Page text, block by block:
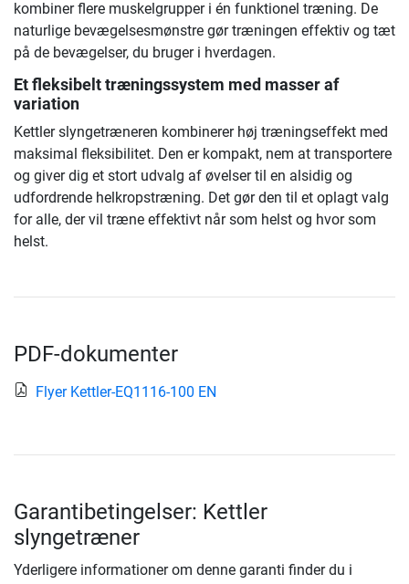
kombiner flere muskelgrupper i én funktionel træning. De
naturlige bevægelsesmønstre gør træningen effektiv og tæt
på de bevægelser, du bruger i hverdagen.
Et fleksibelt træningssystem med masser af
variation
Kettler slyngetræneren kombinerer høj træningseffekt med
maksimal fleksibilitet. Den er kompakt, nem at transportere
og giver dig et stort udvalg af øvelser til en alsidig og
udfordrende helkropstræning. Det gør den til et oplagt valg
for alle, der vil træne effektivt når som helst og hvor som
helst.
PDF-dokumenter
Flyer Kettler-EQ1116-100 EN
Garantibetingelser: Kettler
slyngetræner
Yderligere informationer om denne garanti finder du i